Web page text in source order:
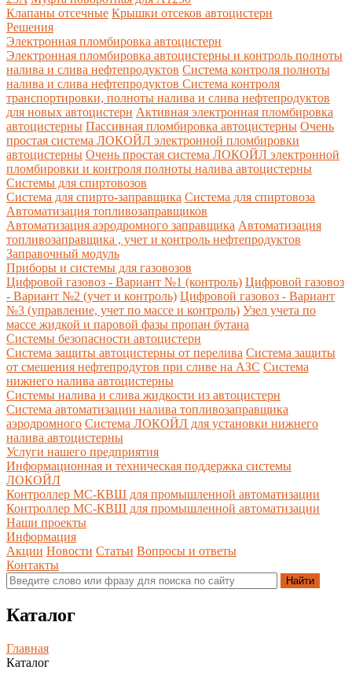
Клапаны отсечные Крышки отсеков автоцистерн
Решения
Электронная пломбировка автоцистерн
Электронная пломбировка автоцистерны и контроль полноты
налива и слива нефтепродуктов Система контроля полноты
налива и слива нефтепродуктов Система контроля
транспортировки, полноты налива и слива нефтепродуктов
для новых автоцистерн Активная электронная пломбировка
автоцистерны Пассивная пломбировка автоцистерны Очень
простая система ЛОКОЙЛ электронной пломбировки
автоцистерны Очень простая система ЛОКОЙЛ электронной
пломбировки и контроля полноты налива автоцистерны
Системы для спиртовозов
Система для спирто-заправщика Система для спиртовоза
Автоматизация топливозаправщиков
Автоматизация аэродромного заправщика Автоматизация
топливозаправщика , учет и контроль нефтепродуктов
Заправочный модуль
Приборы и системы для газовозов
Цифровой газовоз - Вариант №1 (контроль) Цифровой газовоз
- Вариант №2 (учет и контроль) Цифровой газовоз - Вариант
№3 (управление, учет по массе и контроль) Узел учета по
массе жидкой и паровой фазы пропан бутана
Системы безопасности автоцистерн
Система защиты автоцистерны от перелива Система защиты
от смешения нефтепродутов при сливе на АЗС Система
нижнего налива автоцистерны
Системы налива и слива жидкости из автоцистерн
Система автоматизации налива топливозаправщика
аэродромного Система ЛОКОЙЛ для установки нижнего
налива автоцистерны
Услуги нашего предприятия
Информационная и техническая поддержка системы
ЛОКОЙЛ
Контроллер МС-КВШ для промышленной автоматизации
Контроллер МС-КВШ для промышленной автоматизации
Наши проекты
Информация
Акции Новости Статьи Вопросы и ответы
Контакты
Каталог
Главная
Каталог